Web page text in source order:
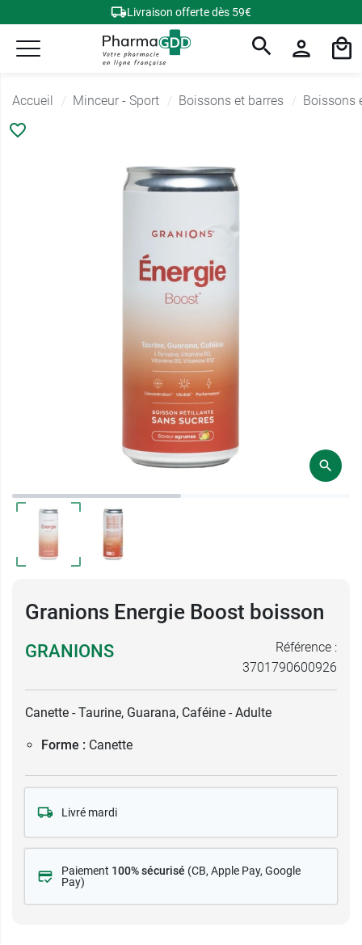
Livraison offerte dès 59€
Accueil Minceur - Sport Boissons et barres Boissons
Granions Energie Boost boisson
GRANIONS
Référence :
3701790600926
Canette - Taurine, Guarana, Caféine - Adulte
Forme : Canette
Livré mardi
Paiement 100% sécurisé (CB, Apple Pay, Google
Pay)